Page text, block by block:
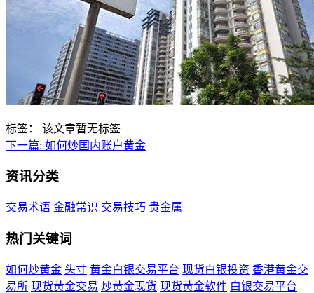
标签：
该文章暂无标签
下一篇: 如何炒国内账户黄金
资讯分类
交易术语 金融常识 交易技巧 贵金属
热门关键词
如何炒黄金 头寸 黄金白银交易平台 现货白银投资 香港黄金交
易所 现货黄金交易 炒黄金现货 现货黄金软件 白银交易平台